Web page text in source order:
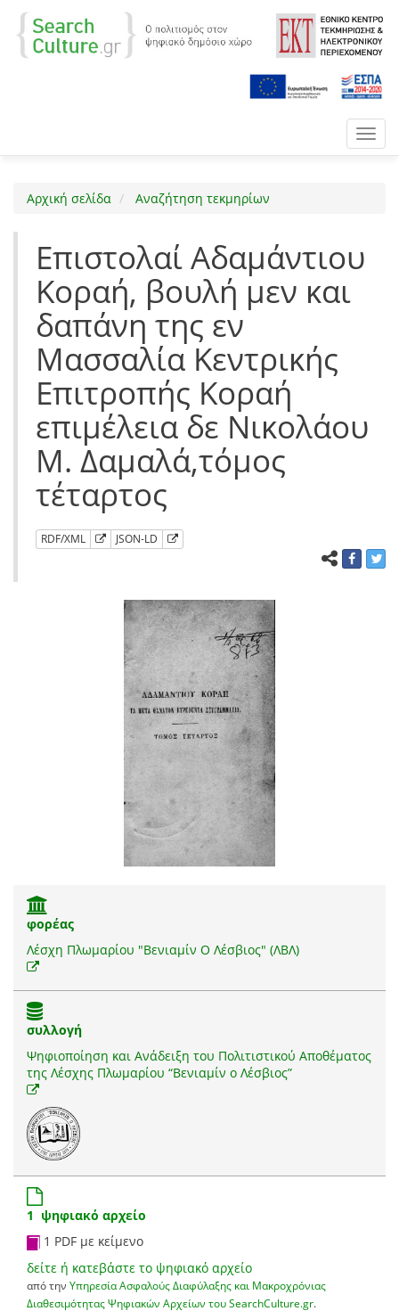
Αρχική σελίδα Αναζήτηση τεκμηρίων
Επιστολαί Αδαμάντιου
Κοραή, βουλή μεν και
δαπάνη της εν
Μασσαλία Κεντρικής
Επιτροπής Κοραή
επιμέλεια δε Νικολάου
Μ. Δαμαλά,τόμος
τέταρτος
RDF/XML JSON-LD
φορέας
Λέσχη Πλωμαρίου "Βενιαμίν Ο Λέσβιος" (ΛΒΛ)
συλλογή
Ψηφιοποίηση και Ανάδειξη του Πολιτιστικού Αποθέματος
της Λέσχης Πλωμαρίου “Βενιαμίν ο Λέσβιος”
1 ψηφιακό αρχείο
1 PDF με κείμενο
δείτε ή κατεβάστε το ψηφιακό αρχείο
από την Υπηρεσία Ασφαλούς Διαφύλαξης και Μακροχρόνιας
Διαθεσιμότητας Ψηφιακών Αρχείων του SearchCulture.gr.